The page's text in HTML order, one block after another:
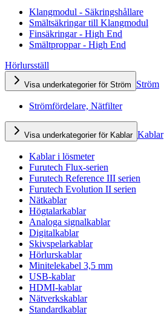
Klangmodul - Säkringshållare
Smältsäkringar till Klangmodul
Finsäkringar - High End
Smältproppar - High End
Hörlursställ
Visa underkategorier för Ström Ström
Strömfördelare, Nätfilter
Visa underkategorier för Kablar Kablar
Kablar i lösmeter
Furutech Flux-serien
Furutech Reference III serien
Furutech Evolution II serien
Nätkablar
Högtalarkablar
Analoga signalkablar
Digitalkablar
Skivspelarkablar
Hörlurskablar
Minitelekabel 3,5 mm
USB-kablar
HDMI-kablar
Nätverkskablar
Standardkablar